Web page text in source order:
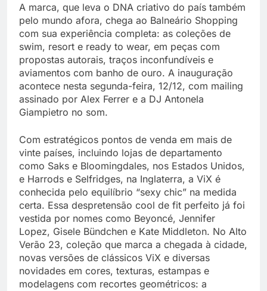
A marca, que leva o DNA criativo do país também
pelo mundo afora, chega ao Balneário Shopping
com sua experiência completa: as coleções de
swim, resort e ready to wear, em peças com
propostas autorais, traços inconfundíveis e
aviamentos com banho de ouro. A inauguração
acontece nesta segunda-feira, 12/12, com mailing
assinado por Alex Ferrer e a DJ Antonela
Giampietro no som.
Com estratégicos pontos de venda em mais de
vinte países, incluindo lojas de departamento
como Saks e Bloomingdales, nos Estados Unidos,
e Harrods e Selfridges, na Inglaterra, a ViX é
conhecida pelo equilíbrio “sexy chic” na medida
certa. Essa despretensão cool de fit perfeito já foi
vestida por nomes como Beyoncé, Jennifer
Lopez, Gisele Bündchen e Kate Middleton. No Alto
Verão 23, coleção que marca a chegada à cidade,
novas versões de clássicos ViX e diversas
novidades em cores, texturas, estampas e
modelagens com recortes geométricos: a